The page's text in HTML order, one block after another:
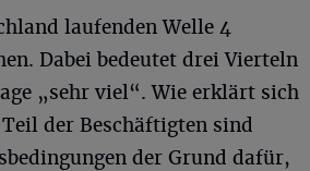
laufenden Welle 4
Dabei bedeutet drei Vierteln
„sehr viel“. Wie erklärt sich
der Beschäftigten sind
der Grund dafür,